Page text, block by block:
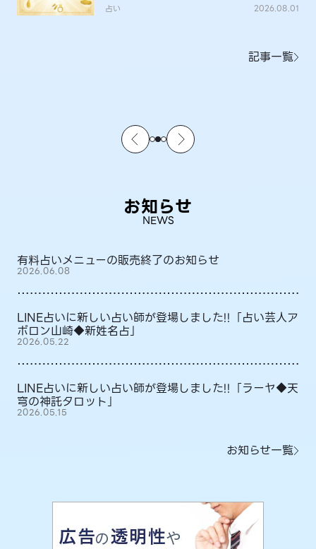
占い 2026.08.01
記事一覧
お知らせ
NEWS
有料占いメニューの販売終了のお知らせ
2026.06.08
LINE占いに新しい占い師が登場しました!!「占い芸人ア
ポロン山崎◆新姓名占」
2026.05.22
LINE占いに新しい占い師が登場しました!!「ラーヤ◆天
穹の神託タロット」
2026.05.15
お知らせ一覧